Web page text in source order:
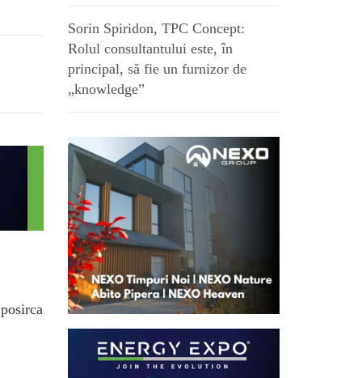
Sorin Spiridon, TPC Concept:
Rolul consultantului este, în
principal, să fie un furnizor de
„knowledge”